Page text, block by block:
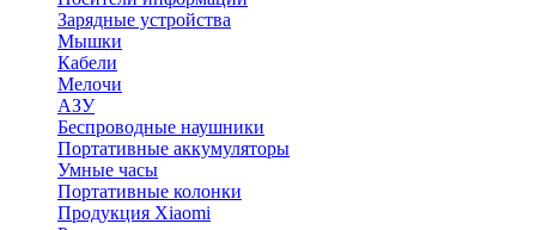
Зарядные устройства
Мышки
Кабели
Мелочи
АЗУ
Беспроводные наушники
Портативные аккумуляторы
Умные часы
Портативные колонки
Продукция Xiaomi